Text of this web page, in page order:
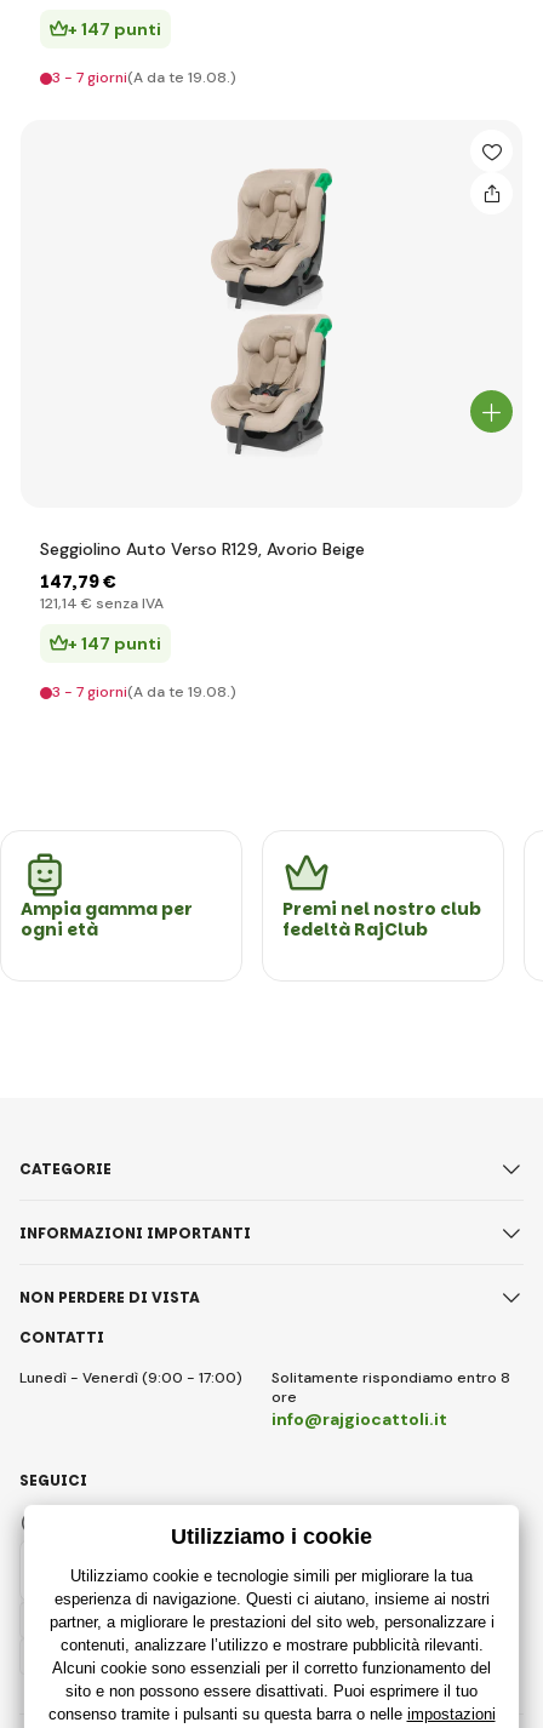
+ 147 punti
3 - 7 giorni(A da te 19.08.)
Seggiolino Auto Verso R129, Avorio Beige
147,79 €
121,14 € senza IVA
+ 147 punti
3 - 7 giorni(A da te 19.08.)
Ampia gamma per
ogni età
Premi nel nostro club
fedeltà RajClub
CONTATTI
Lunedì - Venerdì (9:00 - 17:00)
Solitamente rispondiamo entro 8
ore
info@rajgiocattoli.it
CATEGORIE
INFORMAZIONI IMPORTANTI
NON PERDERE DI VISTA
Italian
SEGUICI
Instagram